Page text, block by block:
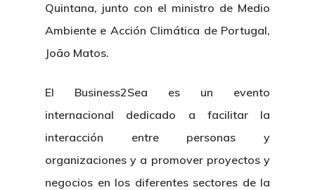
Quintana, junto con el ministro de Medio
Ambiente e Acción Climática de Portugal,
João Matos.
El Business2Sea es un evento
internacional dedicado a facilitar la
interacción entre personas y
organizaciones y a promover proyectos y
negocios en los diferentes sectores de la